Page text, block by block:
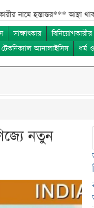
আস্থা থাকলেও বাজারে
সাক্ষাৎকার
টেকনিক্যাল অ্যনালাইসিস ধর্ম
নতুন